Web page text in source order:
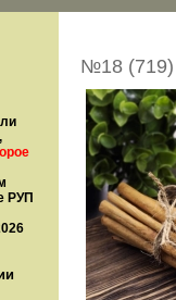
РУП
№18 (719)